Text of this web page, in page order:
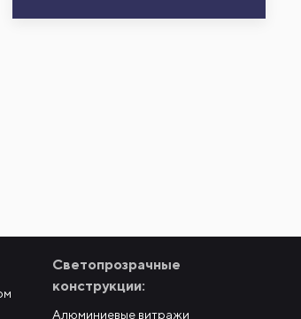
Светопрозрачные
конструкции:
Алюминиевые витражи